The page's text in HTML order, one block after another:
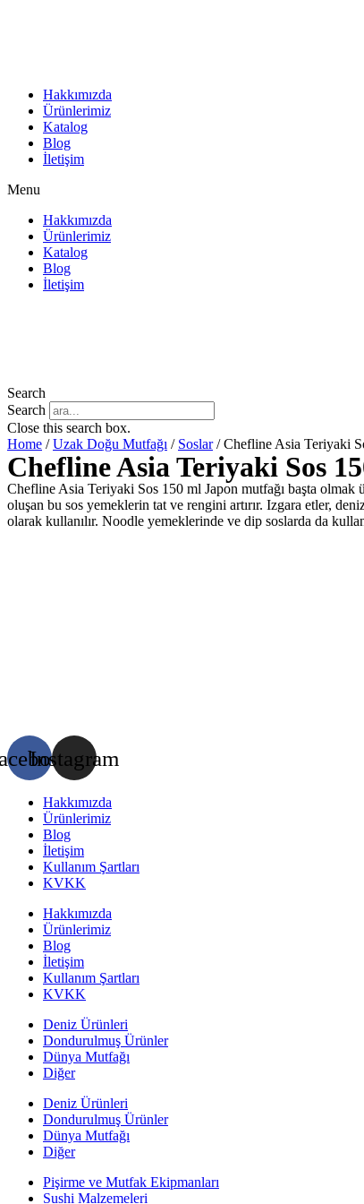
Hakkımızda
Ürünlerimiz
Katalog
Blog
İletişim
Menu
Hakkımızda
Ürünlerimiz
Katalog
Blog
İletişim
Search
Search
Close this search box.
Home /Uzak Doğu Mutfağı / Soslar/ Chefline Asia Teriyaki
Chefline Asia Teriyaki Sos
Chefline Asia Teriyaki Sos 150 ml Japon mutfağı başta olmak
oluşan bu sos yemeklerin tat ve rengini artırır. Izgara etler,
olarak kullanılır. Noodle yemeklerinde ve dip soslarda da
Instagram
Hakkımızda
Ürünlerimiz
Blog
İletişim
Kullanım Şartları
KVKK
Hakkımızda
Ürünlerimiz
Blog
İletişim
Kullanım Şartları
KVKK
Deniz Ürünleri
Dondurulmuş Ürünler
Dünya Mutfağı
Diğer
Deniz Ürünleri
Dondurulmuş Ürünler
Dünya Mutfağı
Diğer
Pişirme ve Mutfak Ekipmanları
Sushi Malzemeleri